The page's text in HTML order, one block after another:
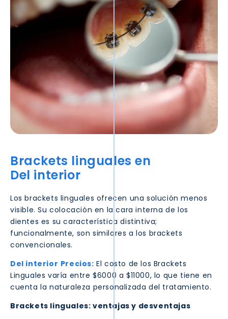
Brackets linguales en
Del interior
Los brackets linguales ofrecen una solución menos
visible. Su colocación en la cara interna de los
dientes es su característica distintiva;
funcionalmente, son similares a los brackets
convencionales.
Del interior Precios: El costo de los Brackets
Linguales varía entre $6000 a $11000, lo que tiene en
cuenta la naturaleza personalizada del tratamiento.
Brackets linguales: ventajas y desventajas